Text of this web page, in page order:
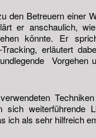
den Betreuern einer
er anschaulich,
könnte. Er
erläutert
Vorgehen
sich weiterführende
ich als sehr hilfreich